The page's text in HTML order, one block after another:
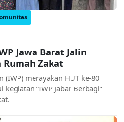
Jawa Barat Jalin
Rumah Zakat
(IWP) merayakan HUT ke-80
kegiatan “IWP Jabar Berbagi”